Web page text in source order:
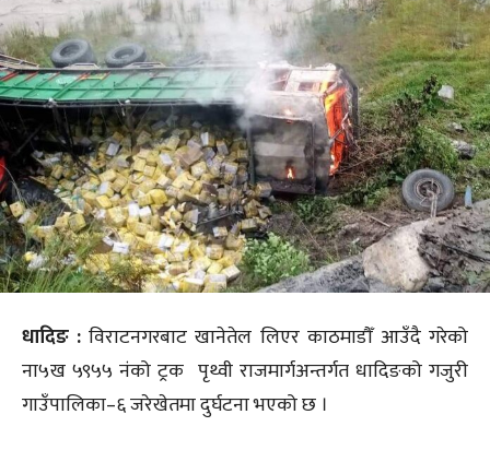
धादिङ :विराटनगरबाट खानेतेल लिएर काठमाडौँ आउँदै गरेको
ना५ख ५९५५ नंको ट्रक पृथ्वी राजमार्गअन्तर्गत धादिङको गजुरी
गाउँपालिका–६ जरेखेतमा दुर्घटना भएको छ ।